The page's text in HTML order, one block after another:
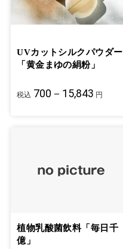
UVカットシルクパウダー
「黄金まゆの絹粉」
税込 700－15,843 円
植物乳酸菌飲料「毎日千
億」